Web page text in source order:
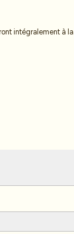
intégralement à la